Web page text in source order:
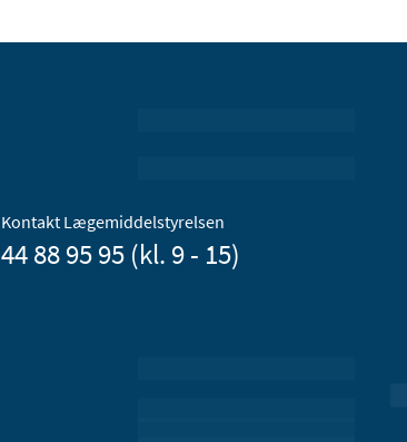
Kontakt Lægemiddelstyrelsen
44 88 95 95 (kl. 9 - 15)